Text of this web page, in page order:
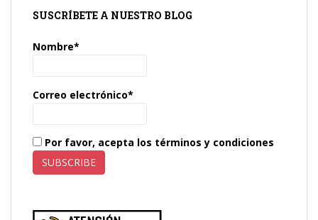
SUSCRÍBETE A NUESTRO BLOG
Nombre*
Correo electrónico*
Por favor, acepta los términos y condiciones